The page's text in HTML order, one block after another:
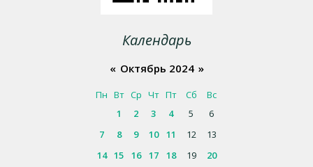
Календарь
« Октябрь 2024 »
Пн Вт Ср Чт Пт Сб
Вс
1
2 3 4 5
6
7
8 9 10 11 12
13
14 15 16 17 18 19
20